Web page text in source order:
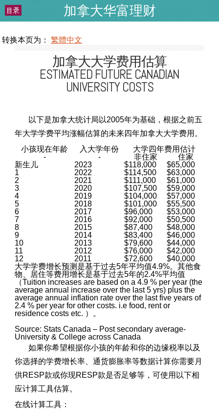
加拿大华富理财
WEALTHCHINESE.COM
转换本页为： 繁體中文
加拿大大学费用估算
ESTIMATED FUTURE CANADIAN
UNIVERSITY COSTS
以下是加拿大统计局以2005年为基础，根据之前五
年大学学费平均涨幅估算的未来四年加拿大大学费用。
小孩现在年龄
入大学年份
大学四年费用估计
-
- 非住家
住家
新生儿
2023 $118,000
$65,000
1
2022 $114,500
$63,000
2
2021 $111,000
$61,000
3
2020 $107,500
$59,000
4
2019 $104,000
$57,000
5
2018 $101,000
$55,500
6
2017 $96,000
$53,000
7
2016 $92,000
$50,500
8
2015 $87,400
$48,000
9
2014 $83,400
$46,000
10
2013 $79,600
$44,000
11
2012 $76,000
$42,000
12
2011 $72,600
$40,000
大学学费增长预测是基于过去5年平均值4.9%。其他食
物、居住等费用增长是基于过去5年的2.4%平均值
（Tuition increases are based on a 4.9 % per year (the
average annual increase over the last 5 yrs) plus the
average annual inflation rate over the last five years of
2.4 % per year for other costs. i.e food, rent or
residence costs etc. ）。
Source: Stats Canada – Post secondary average-
University & College across Canada
如果你希望根据你小孩的年龄和你的边缘税率以及
你选择的学费增长率、通货膨胀率等数据计算你需要月
供RESP款或你现RESP款是否足够等，可使用以下相
应计算工具估算。
在线计算工具：